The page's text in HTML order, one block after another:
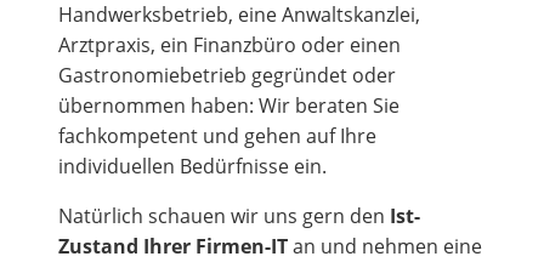
Handwerksbetrieb, eine Anwaltskanzlei,
Arztpraxis, ein Finanzbüro oder einen
Gastronomiebetrieb gegründet oder
übernommen haben: Wir beraten Sie
fachkompetent und gehen auf Ihre
individuellen Bedürfnisse ein.
Natürlich schauen wir uns gern den Ist-
Zustand Ihrer Firmen-ITan und nehmen eine